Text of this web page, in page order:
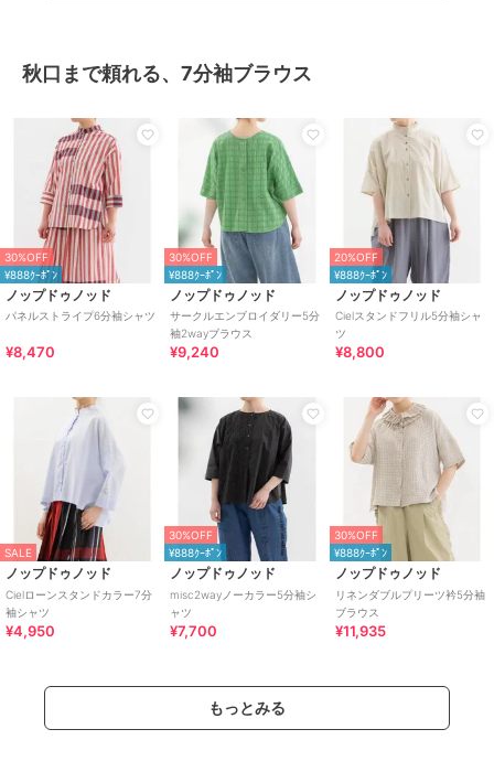
秋口まで頼れる、7分袖ブラウス
30%OFF
¥888ｸｰﾎﾟﾝ
ノップドゥノッド
パネルストライプ6分袖シャツ
¥8,470
30%OFF
¥888ｸｰﾎﾟﾝ
ノップドゥノッド
サークルエンブロイダリー5分
袖2wayブラウス
¥9,240
20%OFF
¥888ｸｰﾎﾟﾝ
ノップドゥノッド
Cielスタンドフリル5分袖シャ
ツ
¥8,800
SALE
ノップドゥノッド
Cielローンスタンドカラー7分
袖シャツ
¥4,950
30%OFF
¥888ｸｰﾎﾟﾝ
ノップドゥノッド
misc2wayノーカラー5分袖シ
ャツ
¥7,700
30%OFF
¥888ｸｰﾎﾟﾝ
ノップドゥノッド
リネンダブルプリーツ衿5分袖
ブラウス
¥11,935
もっとみる